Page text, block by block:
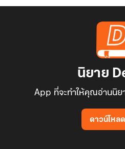
นิยาย
App ที่จะทำให้คุณอ่านนิย
ดาวน์โหล